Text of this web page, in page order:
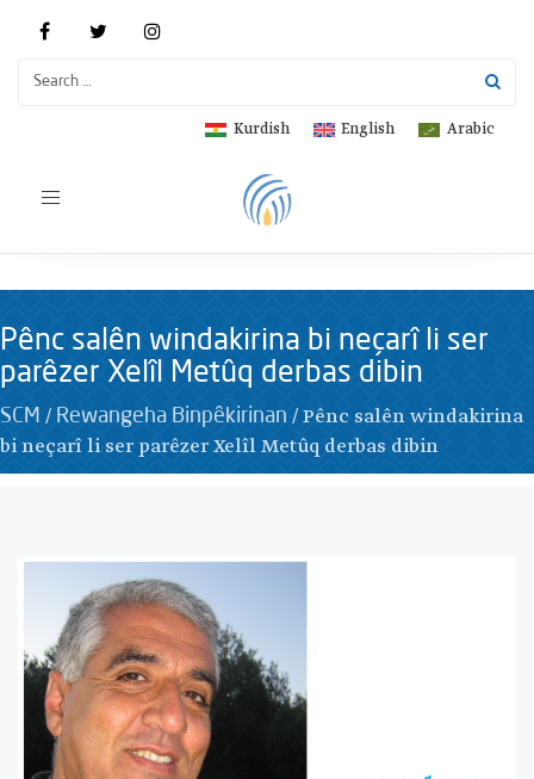
Arabic
English
Kurdish
Toggle
Pênc salên windakirina bi neçarî li ser
parêzer Xelîl Metûq derbas dibin
SCM / Rewangeha Binpêkirinan /Pênc salên windakirina
bi neçarî li ser parêzer Xelîl Metûq derbas dibin